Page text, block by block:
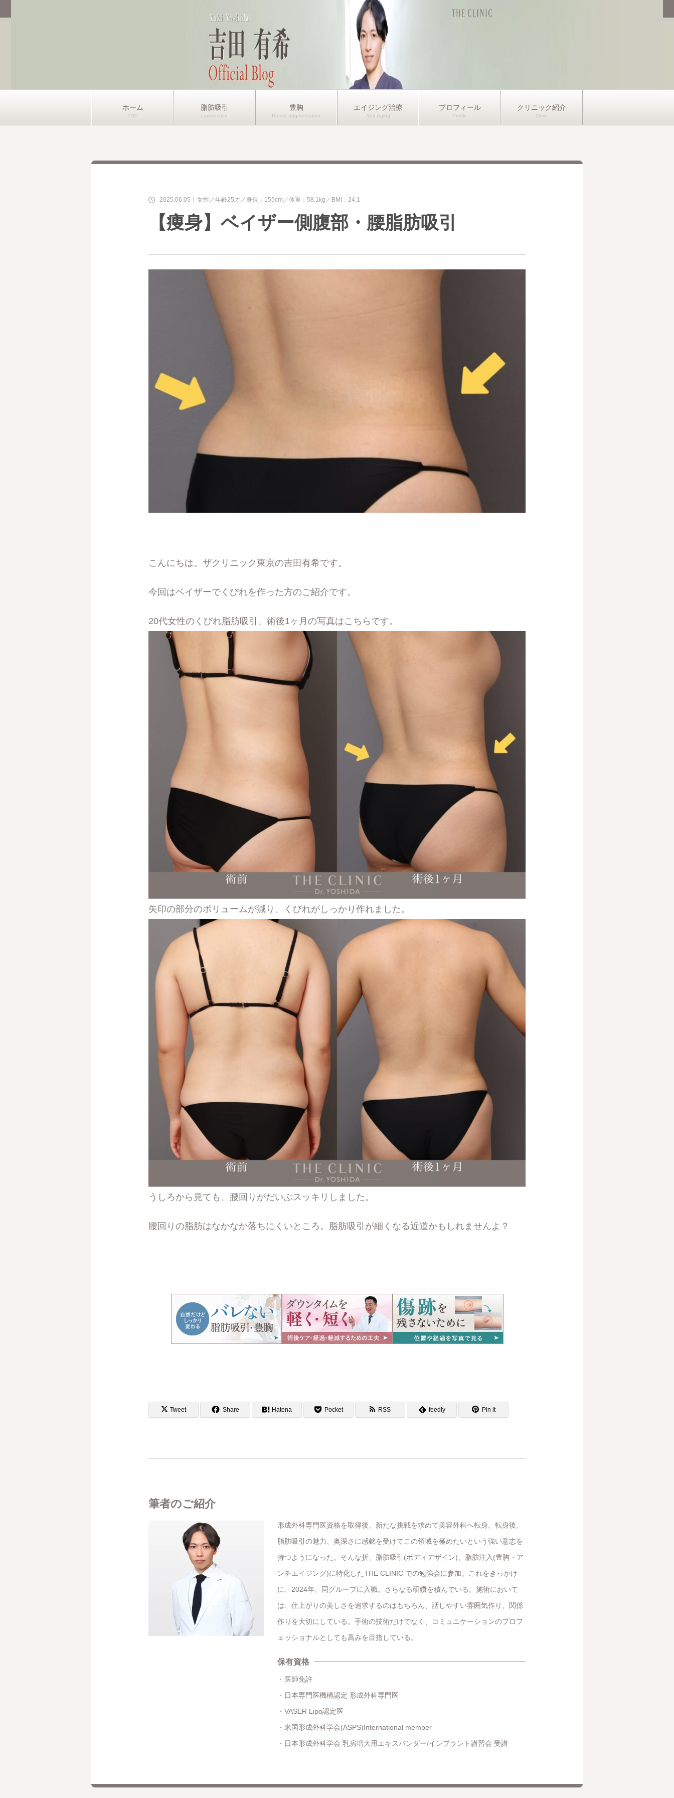
ホーム 脂肪吸引 豊胸 エイジング治療 プロフィール クリニック紹介
2025.06.05 女性 年齢25才 身長：155cm 体重：58.1kg BMI：24.1
【痩身】ベイザー側腹部・腰脂肪吸引
こんにちは。ザクリニック東京の吉田有希です。
今回はベイザーでくびれを作った方のご紹介です。
20代女性のくびれ脂肪吸引、術後1ヶ月の写真はこちらです。
矢印の部分のボリュームが減り、くびれがしっかり作れました。
うしろから見ても、腰回りがだいぶスッキリしました。
腰回りの脂肪はなかなか落ちにくいところ。脂肪吸引が細くなる近道かもしれませんよ？
Tweet Share Hatena Pocket RSS feedly Pin it
筆者のご紹介
形成外科専門医資格を取得後、新たな挑戦を求めて美容外科へ転身。転身後、
脂肪吸引の魅力、奥深さに感銘を受けてこの領域を極めたいという強い意志を
持つようになった。そんな折、脂肪吸引(ボディデザイン)、脂肪注入(豊胸・ア
ンチエイジング)に特化したTHE CLINIC での勉強会に参加。これをきっかけ
に、2024年、同グループに入職。さらなる研鑽を積んでいる。施術において
は、仕上がりの美しさを追求するのはもちろん、話しやすい雰囲気作り、関係
作りを大切にしている。手術の技術だけでなく、コミュニケーションのプロフ
ェッショナルとしても高みを目指している。
保有資格
医師免許
日本専門医機構認定 形成外科専門医
VASER Lipo認定医
米国形成外科学会(ASPS)International member
日本形成外科学会 乳房増大用エキスパンダー/インプラント講習会 受講